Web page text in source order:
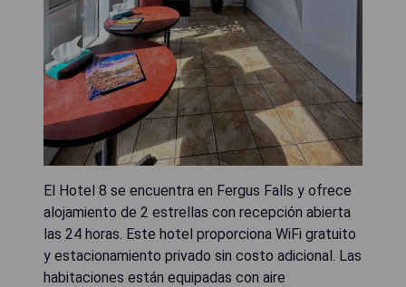
El Hotel 8 se encuentra en Fergus Falls y ofrece
alojamiento de 2 estrellas con recepción abierta
las 24 horas. Este hotel proporciona WiFi gratuito
y estacionamiento privado sin costo adicional. Las
habitaciones están equipadas con aire